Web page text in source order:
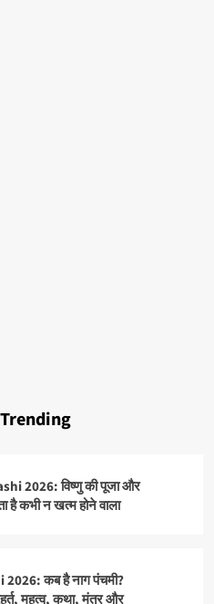
2026: विष्णु की पूजा और
है कभी न खत्म होने वाला
कब है नाग पंचमी?
महत्व, कथा, मंत्र और